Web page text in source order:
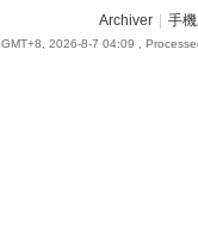
Archiver 手
GMT+8, 2026-8-7 04:09 ,